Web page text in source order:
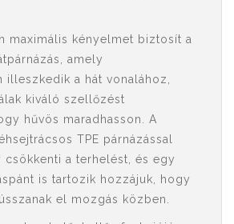
maximális kényelmet biztosít a
amely
illeszkedik a hát vonalához,
kiváló szellőzést
hűvös maradhasson. A
TPE párnázással
csökkenti a terhelést, és egy
is tartozik hozzájuk, hogy
el mozgás közben.